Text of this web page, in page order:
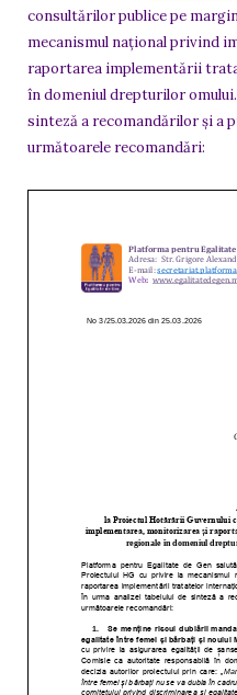
consultărilor publice pe
mecanismul național privind
raportarea implementării
în domeniul drepturilor
sinteză a recomandărilor și a
următoarele recomandări: